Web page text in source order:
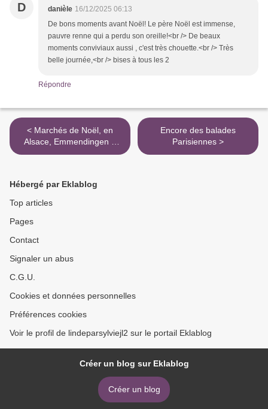
D danièle 16/12/2025 06:13
De bons moments avant Noël! Le père Noël est immense,
pauvre renne qui a perdu son oreille!<br /> De beaux
moments conviviaux aussi , c'est très chouette.<br /> Très
belle journée,<br /> bises à tous les 2
Répondre
< Marchés de Noël, en
Alsace, Emmendingen &
Colmar
Encore des balades
Parisiennes >
Hébergé par Eklablog
Top articles
Pages
Contact
Signaler un abus
C.G.U.
Cookies et données personnelles
Préférences cookies
Voir le profil de lindeparsylviejl2 sur le portail Eklablog
Créer un blog sur Eklablog
Créer un blog